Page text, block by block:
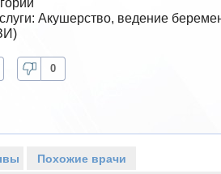
Акушерство, ведение
0
Похожие врачи